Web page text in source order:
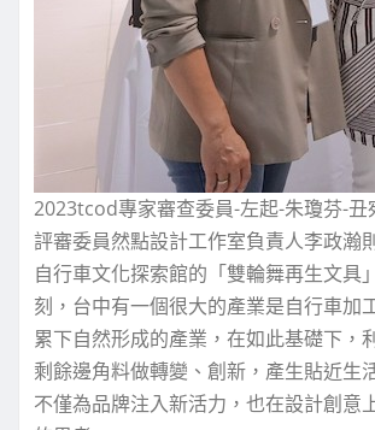
2023tcod專家審查委員-左起-朱瓊芬-
評審委員然點設計工作室負責人李政瀚
自行車文化探索館的「雙輪舞再生文具
刻，台中有一個很大的產業是自行車加
累下自然形成的產業，在如此基礎下，
剩餘邊角料做轉變、創新，產生貼近生
不僅為品牌注入新活力，也在設計創意